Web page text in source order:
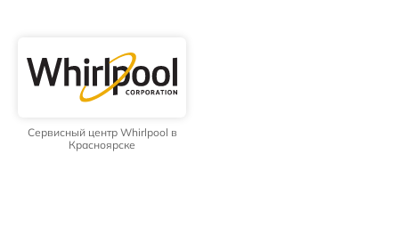
Сервисный центр Whirlpool в
Красноярске